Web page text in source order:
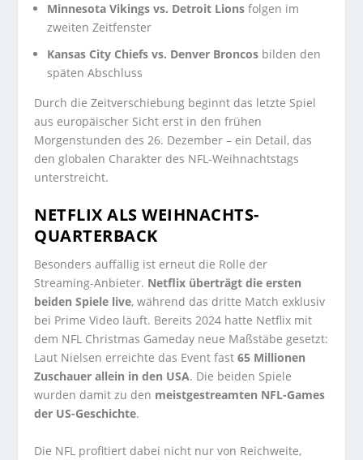
Minnesota Vikings vs. Detroit Lions folgen im
zweiten Zeitfenster
Kansas City Chiefs vs. Denver Broncos bilden den
späten Abschluss
Durch die Zeitverschiebung beginnt das letzte Spiel
aus europäischer Sicht erst in den frühen
Morgenstunden des 26. Dezember – ein Detail, das
den globalen Charakter des NFL-Weihnachtstags
unterstreicht.
NETFLIX ALS WEIHNACHTS-
QUARTERBACK
Besonders auffällig ist erneut die Rolle der
Streaming-Anbieter. Netflix überträgt die ersten
beiden Spiele live, während das dritte Match exklusiv
bei Prime Video läuft. Bereits 2024 hatte Netflix mit
dem NFL Christmas Gameday neue Maßstäbe gesetzt:
Laut Nielsen erreichte das Event fast65 Millionen
Zuschauer allein in den USA. Die beiden Spiele
wurden damit zu den meistgestreamten NFL-Games
der US-Geschichte.
Die NFL profitiert dabei nicht nur von Reichweite,